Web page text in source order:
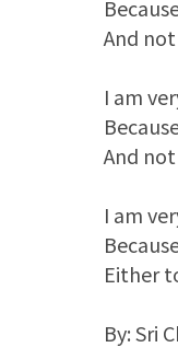
And
I am
And
I am
Either
By: Sri